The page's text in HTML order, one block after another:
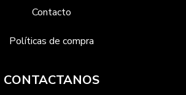
Contacto
Políticas de compra
CONTACTANOS